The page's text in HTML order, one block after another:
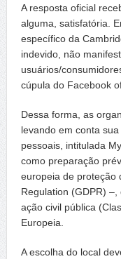
A resposta oficial
alguma, satisfatória.
específico da
indevido, não
usuários/
cúpula do Facebook
Dessa forma, as
levando em conta
pessoais, intitulada
como preparação
europeia de proteção
Regulation (GDPR)
ação civil pública
Europeia.
A escolha do local